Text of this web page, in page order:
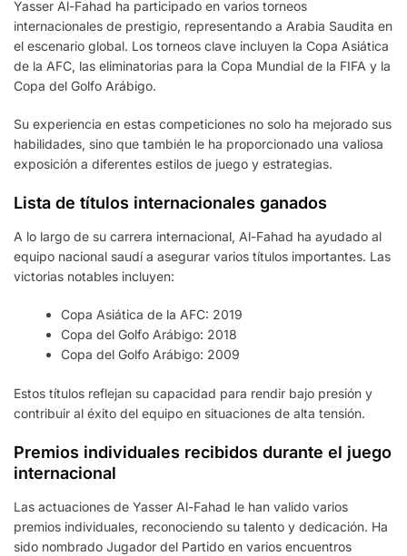
Yasser Al-Fahad ha participado en varios torneos
internacionales de prestigio, representando a Arabia Saudita en
el escenario global. Los torneos clave incluyen la Copa Asiática
de la AFC, las eliminatorias para la Copa Mundial de la FIFA y la
Copa del Golfo Arábigo.
Su experiencia en estas competiciones no solo ha mejorado sus
habilidades, sino que también le ha proporcionado una valiosa
exposición a diferentes estilos de juego y estrategias.
Lista de títulos internacionales ganados
A lo largo de su carrera internacional, Al-Fahad ha ayudado al
equipo nacional saudí a asegurar varios títulos importantes. Las
victorias notables incluyen:
Copa Asiática de la AFC: 2019
Copa del Golfo Arábigo: 2018
Copa del Golfo Arábigo: 2009
Estos títulos reflejan su capacidad para rendir bajo presión y
contribuir al éxito del equipo en situaciones de alta tensión.
Premios individuales recibidos durante el juego
internacional
Las actuaciones de Yasser Al-Fahad le han valido varios
premios individuales, reconociendo su talento y dedicación. Ha
sido nombrado Jugador del Partido en varios encuentros